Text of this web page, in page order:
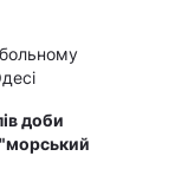
доби